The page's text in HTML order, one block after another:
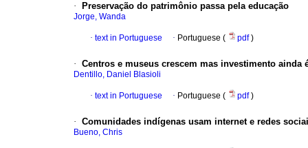
· Preservação do patrimônio passa pela educação
Jorge, Wanda
· text in Portuguese · Portuguese ( pdf)
· Centros e museus crescem mas investimento ainda
Dentillo, Daniel Blasioli
· text in Portuguese · Portuguese ( pdf)
· Comunidades indígenas usam internet e redes
Bueno, Chris